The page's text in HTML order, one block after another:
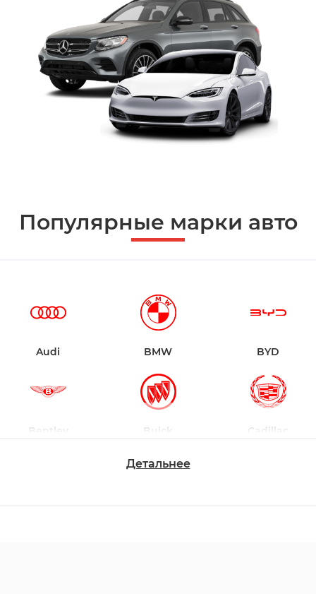
Популярные марки авто
Audi BMW BYD
Bentley Buick Cadillac
Детальнее